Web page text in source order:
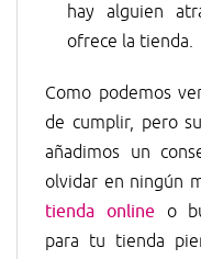
hay alguien
ofrece la tienda.
Como podemos
de cumplir, pero
añadimos un
olvidar en ningún
tienda online o
para tu tienda